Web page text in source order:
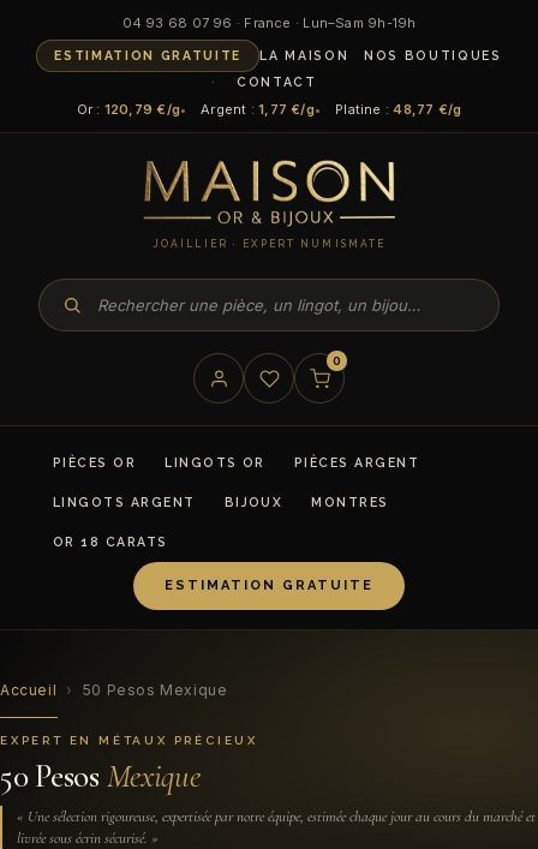
04 93 68 07 96 · France · Lun–Sam 9h-19h
ESTIMATION GRATUITE LA MAISON
NOS BOUTIQUES
CONTACT
Or : 120,79 €/g Argent :1,77 €/g Platine :48,77 €/g
JOAILLIER · EXPERT NUMISMATE
0
PIÈCES OR LINGOTS OR PIÈCES ARGENT
LINGOTS ARGENT BIJOUX MONTRES
OR 18 CARATS
ESTIMATION GRATUITE
Accueil › 50 Pesos Mexique
EXPERT EN MÉTAUX PRÉCIEUX
50 Pesos Mexique
« Une sélection rigoureuse, expertisée par notre équipe, estimée chaque jour au cours du marché et
livrée sous écrin sécurisé. »